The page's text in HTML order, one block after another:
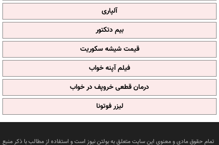
آلپاری
بیم دتکتور
قیمت شیشه سکوریت
فیلم آپنه خواب
درمان قطعی خروپف در خواب
لیزر فوتونا
تمام حقوق مادی و معنوی این سایت متعلق به بولتن نیوز است و استفاده از مطالب با ذکر منبع